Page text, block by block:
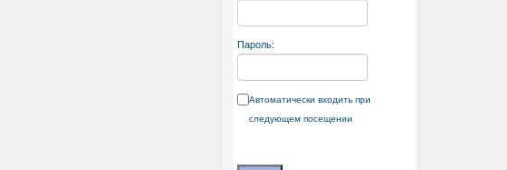
Пароль:
Автоматически входить при
следующем посещении